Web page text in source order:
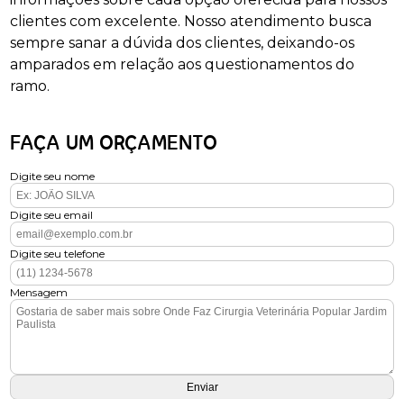
clientes com excelente. Nosso atendimento busca
sempre sanar a dúvida dos clientes, deixando-os
amparados em relação aos questionamentos do
ramo.
FAÇA UM ORÇAMENTO
Digite seu nome
Digite seu email
Digite seu telefone
Mensagem